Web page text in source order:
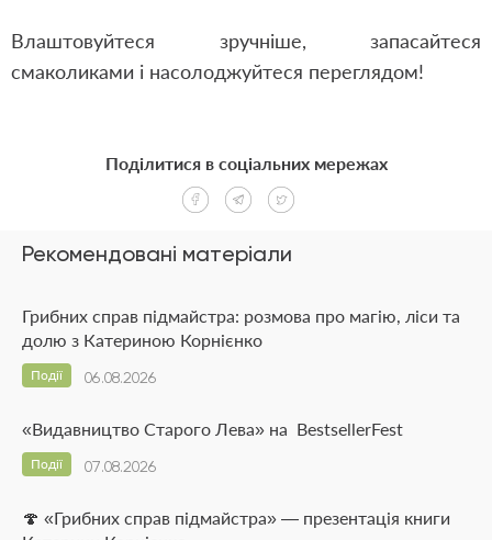
Влаштовуйтеся зручніше, запасайтеся
смаколиками і насолоджуйтеся переглядом!
Рекомендовані матеріали
Грибних справ підмайстра: розмова про магію, ліси та
долю з Катериною Корнієнко
06.08.2026
Події
«Видавництво Старого Лева» на BestsellerFest
07.08.2026
Події
🍄 «Грибних справ підмайстра» — презентація книги
Поділитися в соціальних мережах